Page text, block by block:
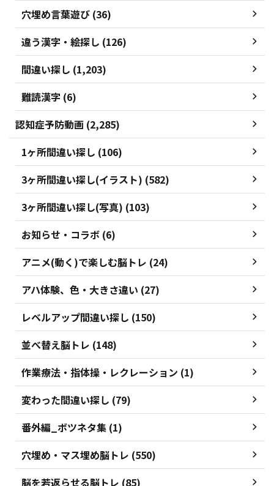
穴埋め言葉遊び (36)
違う漢字・絵探し (126)
間違い探し (1,203)
難読漢字 (6)
認知症予防動画 (2,285)
1ヶ所間違い探し (106)
3ヶ所間違い探し(イラスト) (582)
3ヶ所間違い探し(写真) (103)
お知らせ・コラボ (6)
アニメ(動く)で楽しむ脳トレ (24)
アハ体験、色・大きさ違い (27)
レベルアップ間違い探し (150)
並べ替え脳トレ (148)
作業療法・指体操・レクレーション (1)
変わった間違い探し (79)
番外編_ボツネタ集 (1)
穴埋め・マス埋め脳トレ (550)
脳を若返らせる脳トレ (85)